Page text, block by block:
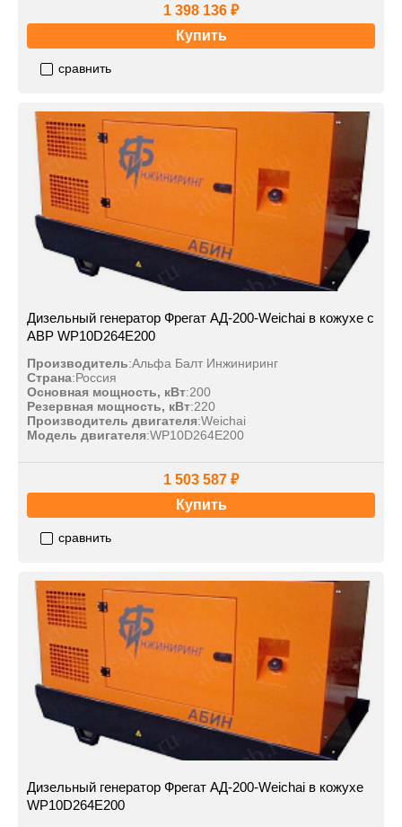
1 398 136 ₽
Купить
сравнить
Дизельный генератор Фрегат АД-200-Weichai в кожухе с
АВР WP10D264E200
Производитель:Альфа Балт Инжиниринг
Страна:Россия
Основная мощность, кВт:200
Резервная мощность, кВт:220
Производитель двигателя:Weichai
Модель двигателя:WP10D264E200
1 503 587 ₽
Купить
сравнить
Дизельный генератор Фрегат АД-200-Weichai в кожухе
WP10D264E200